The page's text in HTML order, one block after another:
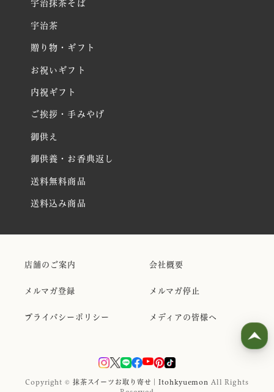
宇治抹茶そば
宇治茶
贈り物・ギフト
お祝いギフト
内祝ギフト
ご挨拶・手みやげ
御供え
御供養・お香典返し
送料無料商品
送料込み商品
店舗のご案内 会社概要
メルマガ登録 メルマガ停止
プライバシーポリシー メディアの皆様へ
Copyright © 抹茶スイーツお取り寄せ｜Itohkyuemon
All Rights